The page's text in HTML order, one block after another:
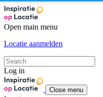
Open main menu
Locatie aanmelden
Log in
Close menu